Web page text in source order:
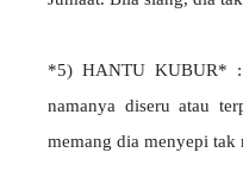
*5) HANTU KUBUR*
namanya diseru atau
memang dia menyepi